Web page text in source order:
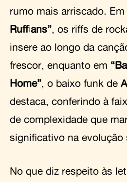
rumo mais arriscado. Em
Ruffians” , os riffs de
insere ao longo da
frescor, enquanto em
Home” , o baixo funk de
destaca, conferindo à
de complexidade que
significativo na evolução
No que diz respeito às